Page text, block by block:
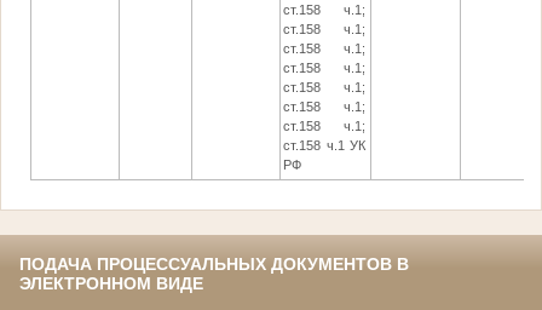
ст.158 ч.1;
ст.158 ч.1;
ст.158 ч.1;
ст.158 ч.1;
ст.158 ч.1;
ст.158 ч.1;
ст.158 ч.1;
ст.158 ч.1 УК
РФ
ПОДАЧА ПРОЦЕССУАЛЬНЫХ ДОКУМЕНТОВ В
ЭЛЕКТРОННОМ ВИДЕ